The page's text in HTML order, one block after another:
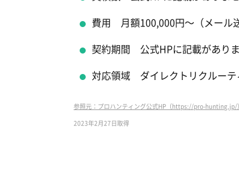
費用 月額100,000円～（メール
契約期間 公式HPに記載がありま
対応領域 ダイレクトリクルーテ
参照元：プロハンティング公式HP（https://pro-hunting.jp/）
2023年2月27日取得